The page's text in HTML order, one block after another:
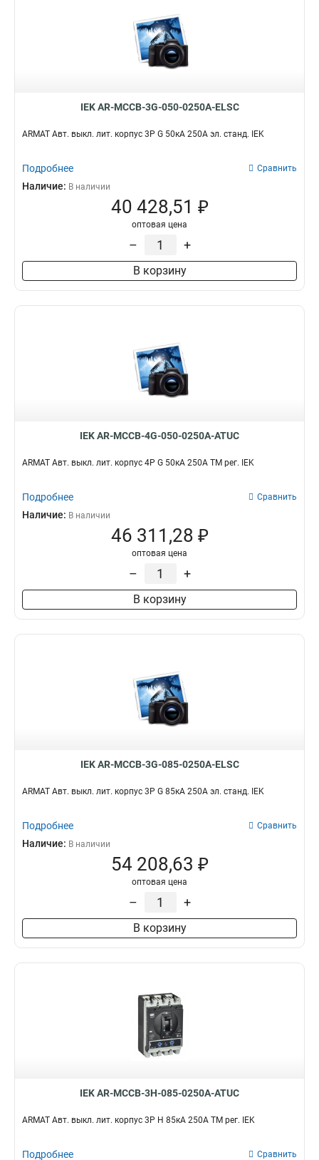
IEK AR-MCCB-3G-050-0250A-ELSC
ARMAT Авт. выкл. лит. корпус 3P G 50кА 250А эл. станд. IEK
Подробнее Сравнить
Наличие: В наличии
40 428,51 ₽
оптовая цена
– +
В корзину
IEK AR-MCCB-4G-050-0250A-ATUC
ARMAT Авт. выкл. лит. корпус 4P G 50кА 250А ТМ рег. IEK
Подробнее Сравнить
Наличие: В наличии
46 311,28 ₽
оптовая цена
– +
В корзину
IEK AR-MCCB-3G-085-0250A-ELSC
ARMAT Авт. выкл. лит. корпус 3P G 85кА 250А эл. станд. IEK
Подробнее Сравнить
Наличие: В наличии
54 208,63 ₽
оптовая цена
– +
В корзину
IEK AR-MCCB-3H-085-0250A-ATUC
ARMAT Авт. выкл. лит. корпус 3P H 85кА 250А ТМ рег. IEK
Подробнее Сравнить